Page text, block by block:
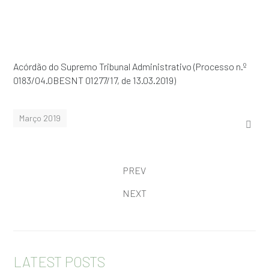
Acórdão do Supremo Tribunal Administrativo (Processo n.º
0183/04.0BESNT 01277/17, de 13.03.2019)
Março 2019
PREV
NEXT
LATEST POSTS